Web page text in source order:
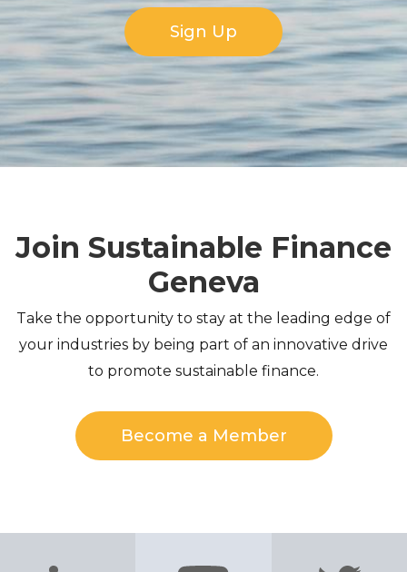
Sign Up
Join Sustainable Finance
Geneva
Take the opportunity to stay at the leading edge of
your industries by being part of an innovative drive
to promote sustainable finance.
Become a Member